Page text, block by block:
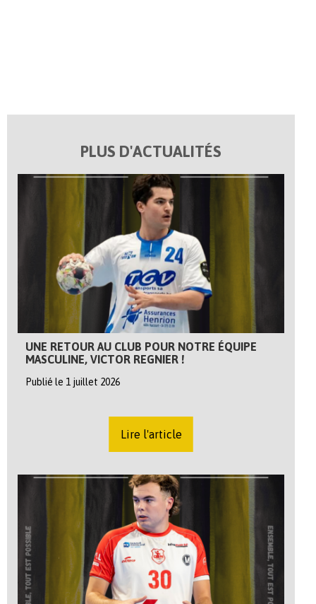
PLUS D'ACTUALITÉS
UNE RETOUR AU CLUB POUR NOTRE ÉQUIPE
MASCULINE, VICTOR REGNIER !
Publié le 1 juillet 2026
Lire l'article